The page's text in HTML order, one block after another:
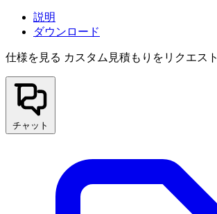
説明
ダウンロード
仕様を見る カスタム見積もりをリクエスト
チャット